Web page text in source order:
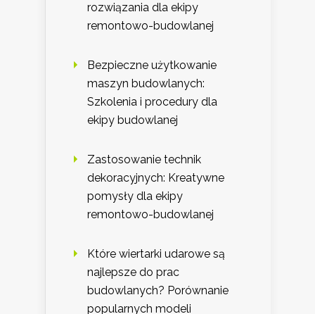
rozwiązania dla ekipy
remontowo-budowlanej
Bezpieczne użytkowanie
maszyn budowlanych:
Szkolenia i procedury dla
ekipy budowlanej
Zastosowanie technik
dekoracyjnych: Kreatywne
pomysły dla ekipy
remontowo-budowlanej
Które wiertarki udarowe są
najlepsze do prac
budowlanych? Porównanie
popularnych modeli